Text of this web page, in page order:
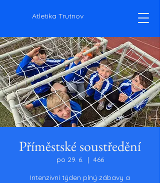
Atletika Trutnov
Příměstské soustředění
po 29. 6.
  |
466
Intenzivní týden plný zábavy a